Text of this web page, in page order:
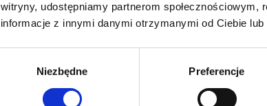
witryny, udostępniamy partnerom
informacje z innymi danymi otrzymanymi od Ciebie
Niezbędne Preferencje